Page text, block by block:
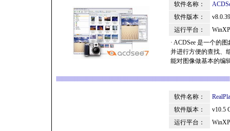
软件名称：
软件版本：
v8.0.39
运行平台：
· ACDSee 是一个的
并进行方便的查找、
能对图像做基本的编
软件名称：
软件版本：
v10.5
运行平台：